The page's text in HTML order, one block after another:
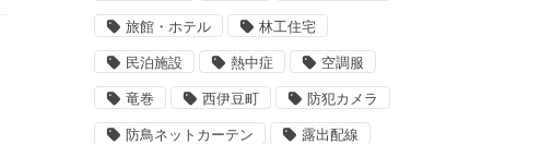
旅館・ホテル 林工住宅
民泊施設 熱中症 空調服
竜巻 西伊豆町 防犯カメラ
防鳥ネットカーテン 露出配線